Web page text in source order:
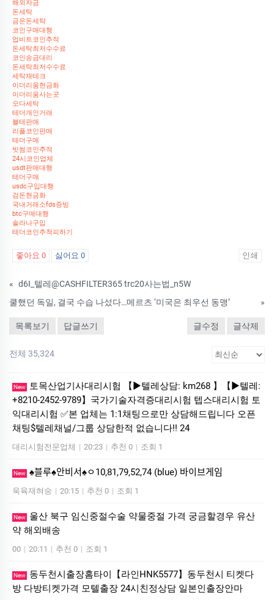
해외자금
돈세탁
금은돈세탁
코인구매대행
업비트코인추적
돈세탁최저수수료
코인송금대리
돈세탁최저수수료
세탁재테크
이더리움현금화
이더리움사는곳
오다세탁
테더개인거래
블테판매
리플코인판매
테더구매
빗썸코인추적
24시코인업체
usdt판매대행
테더구매
usdc구입대행
검돈현금화
국내거래소fds증빙
btc구매대행
솔라나구입
테더코인추척피하기
좋아요 0 싫어요 0 인쇄
« d6I_텔레@CASHFILTER365 trc20사는법_n5W
쿨했던 독일, 결국 수습 나섰다…메르츠 ‘미국은 최우선 동맹’
»
목록보기 답글쓰기 글수정 글삭제
전체 35,324
New
토목산업기사대리시험 【▶텔레상담: km268 】【▶텔레:
+8210-2452-9789】국가기술자격증대리시험 텝스대리시험 토
익대리시험 ✅본 업체는 1:1채팅으로만 상담해드립니다 오픈
채팅$텔레채널/그룹 상담한적 없습니다!! 24
대리시험전문업체 | 20:23 | 추천 0 | 조회 1
New ♠블루♠안비서♠ㅇ10,81,79,52,74 (blue) 바이브게임
욱육재혀숭 | 20:15 | 추천 0 | 조회 1
New
울산 북구 임신중절수술 약물중절 가격 궁금할경우 유산
약 해외배송
00 | 20:11 | 추천 0 | 조회 1
New
동두천시출장홈타이【라인HNK5577】동두천시 티켓다
방 다방티켓가격 모텔출장 24시친정상담 일본인출장안마